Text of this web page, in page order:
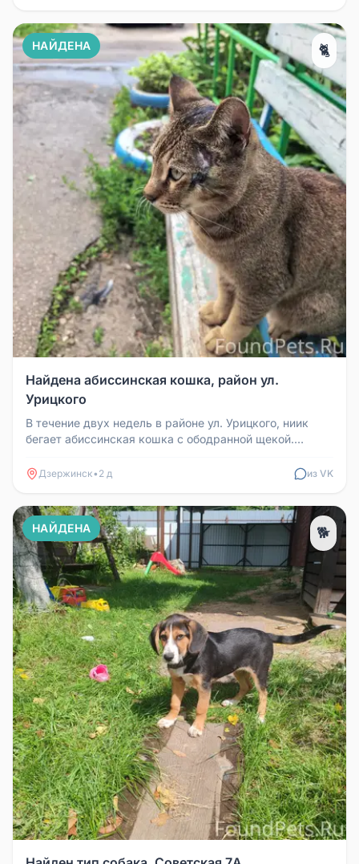
НАЙДЕНА 🐈
Найдена абиссинская кошка, район ул.
Урицкого
В течение двух недель в районе ул. Урицкого, ниик
бегает абиссинская кошка с ободранной щекой.
Дзержинск• 2 д из VK
НАЙДЕНА 🐕